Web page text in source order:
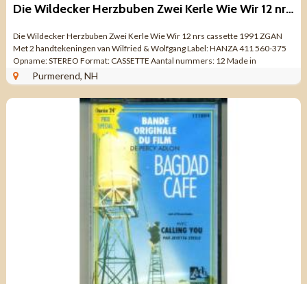
Die Wildecker Herzbuben Zwei Kerle Wie Wir 12 nrs cassette
Die Wildecker Herzbuben Zwei Kerle Wie Wir 12 nrs cassette 1991 ZGAN
Met 2 handtekeningen van Wilfried & Wolfgang Label: HANZA 411 560-375
Opname: STEREO Format: CASSETTE Aantal nummers: 12 Made in
GERMANY Uitgave jaar: 1991 ...
Purmerend, NH